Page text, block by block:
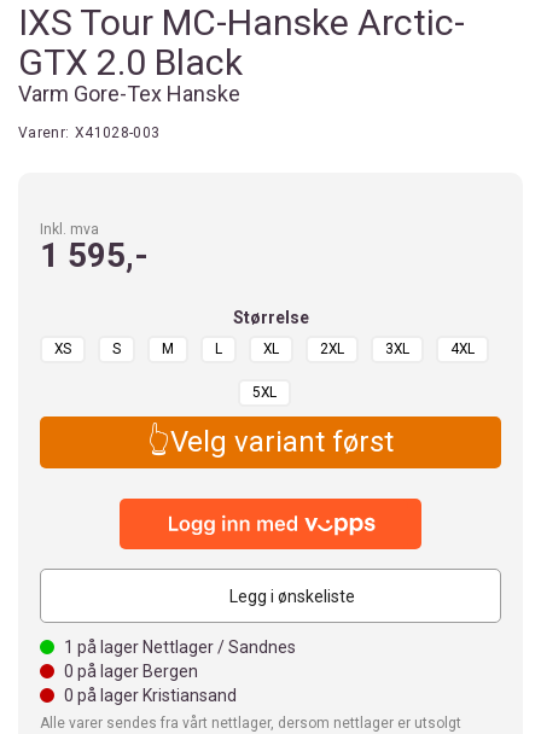
IXS Tour MC-Hanske Arctic-
GTX 2.0 Black
Varm Gore-Tex Hanske
Varenr: X41028-003
Inkl. mva
1 595,-
Størrelse
XS S M L XL 2XL 3XL 4XL
5XL
👆Velg variant først
Legg i ønskeliste
1 på lager Nettlager / Sandnes
0 på lager Bergen
0 på lager Kristiansand
Alle varer sendes fra vårt nettlager, dersom nettlager er utsolgt